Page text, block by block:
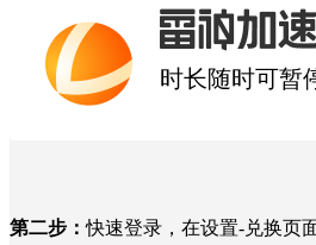
雷神加
时长随时可暂
第二步：快速登录，在设置-兑换页